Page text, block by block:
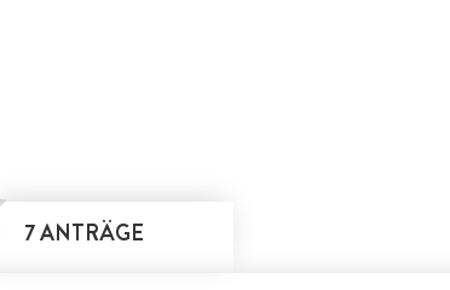
7 ANTRÄGE